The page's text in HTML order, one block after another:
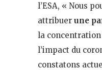
l’ESA, « Nous
attribuer une
la concentration
l’impact du
constatons